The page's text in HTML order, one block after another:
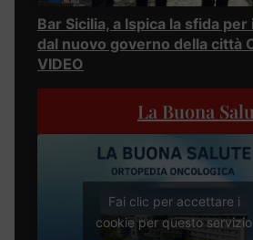
Bar Sicilia, a Ispica la sfida
dal nuovo governo della città
VIDEO
La Buona
Fai clic per accettare i
cookie per questo servizio